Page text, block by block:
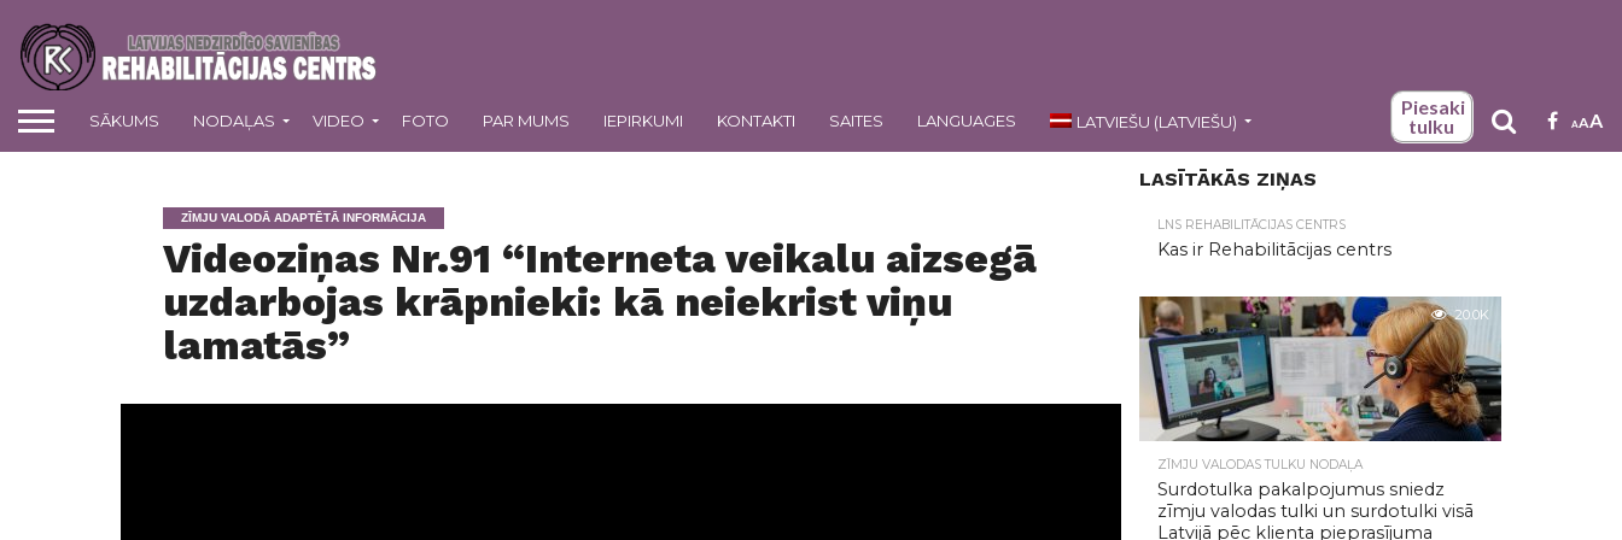
SĀKUMS NODAĻAS VIDEO FOTO PAR MUMS IEPIRKUMI KONTAKTI SAITES LANGUAGES LATVIEŠU (LATVIEŠU)
Piesaki
tulku
AAA
ZĪMJU VALODĀ ADAPTĒTĀ INFORMĀCIJA
Videoziņas Nr.91 “Interneta veikalu aizsegā
uzdarbojas krāpnieki: kā neiekrist viņu
lamatās”
LASĪTĀKĀS ZIŅAS
LNS REHABILITĀCIJAS CENTRS
Kas ir Rehabilitācijas centrs
20.0K
ZĪMJU VALODAS TULKU NODAĻA
Surdotulka pakalpojumus sniedz
zīmju valodas tulki un surdotulki visā
Latvijā pēc klienta pieprasījuma